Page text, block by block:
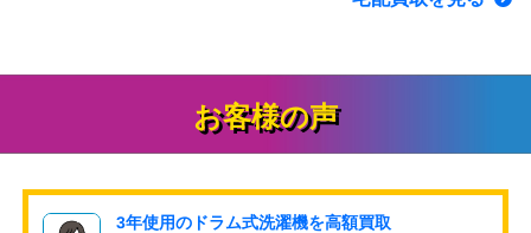
お客様の声
3年使用のドラム式洗濯機を高額買取